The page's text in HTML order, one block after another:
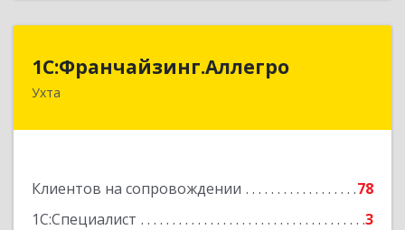
1С:Франчайзинг.Аллегро
Ухта
Клиентов на сопровождении
78
1С:Специалист
3
1С:Франчайзинг.Аллегро
169304, Коми Респ, Ухта г, Чернова ул, дом №